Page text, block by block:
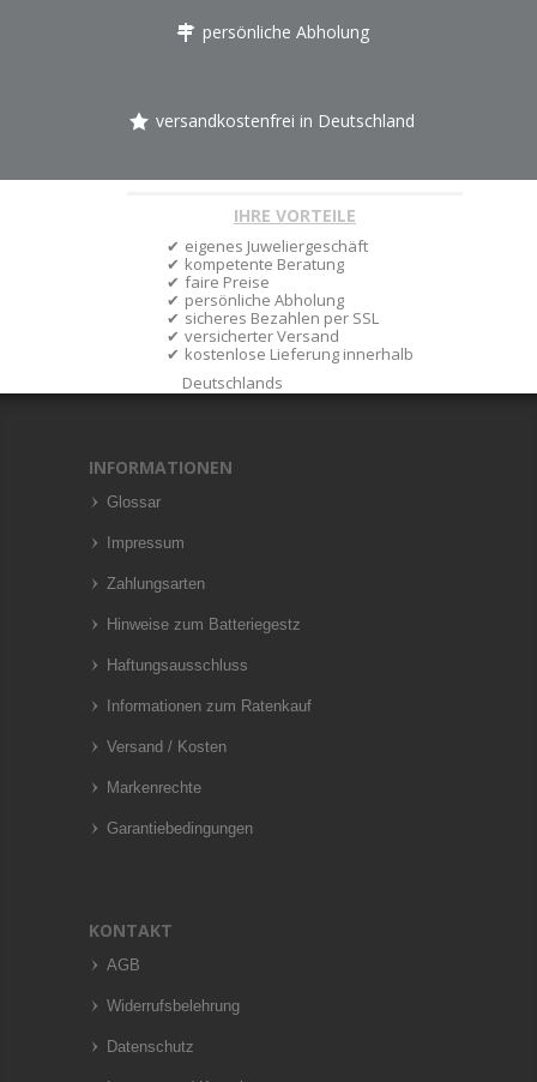
persönliche Abholung
versandkostenfrei in Deutschland
IHRE VORTEILE
eigenes Juweliergeschäft
kompetente Beratung
faire Preise
persönliche Abholung
sicheres Bezahlen per SSL
versicherter Versand
kostenlose Lieferung innerhalb
Deutschlands
INFORMATIONEN
Glossar
Impressum
Zahlungsarten
Hinweise zum Batteriegestz
Haftungsausschluss
Informationen zum Ratenkauf
Versand / Kosten
Markenrechte
Garantiebedingungen
KONTAKT
AGB
Widerrufsbelehrung
Datenschutz